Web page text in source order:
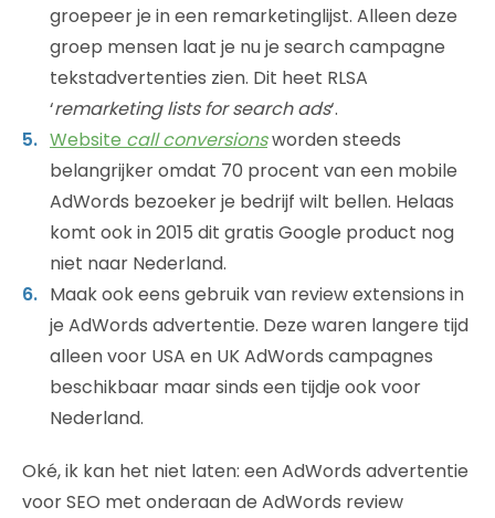
groepeer je in een remarketinglijst. Alleen deze
groep mensen laat je nu je search campagne
tekstadvertenties zien. Dit heet RLSA
‘remarketing lists for search ads‘.
Website call conversionsworden steeds
belangrijker omdat 70 procent van een mobile
AdWords bezoeker je bedrijf wilt bellen. Helaas
komt ook in 2015 dit gratis Google product nog
niet naar Nederland.
Maak ook eens gebruik van review extensions in
je AdWords advertentie. Deze waren langere tijd
alleen voor USA en UK AdWords campagnes
beschikbaar maar sinds een tijdje ook voor
Nederland.
Oké, ik kan het niet laten: een AdWords advertentie
voor SEO met onderaan de AdWords review